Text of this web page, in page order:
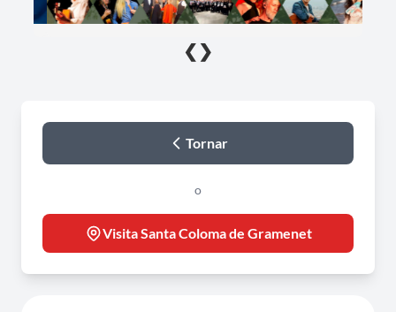
❮ ❯
Tornar
o
Visita Santa Coloma de Gramenet